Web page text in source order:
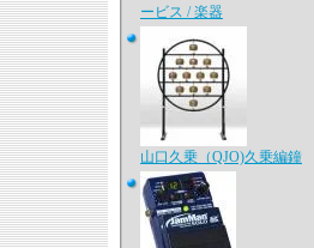
ービス / 楽器
山口久乗（QJO)久乗編鐘